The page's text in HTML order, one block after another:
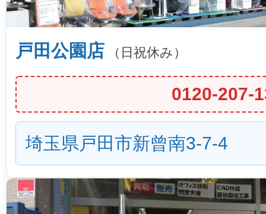
戸田公園店 （日祝休み）
0120-207-
埼玉県戸田市新曾南3-7-4